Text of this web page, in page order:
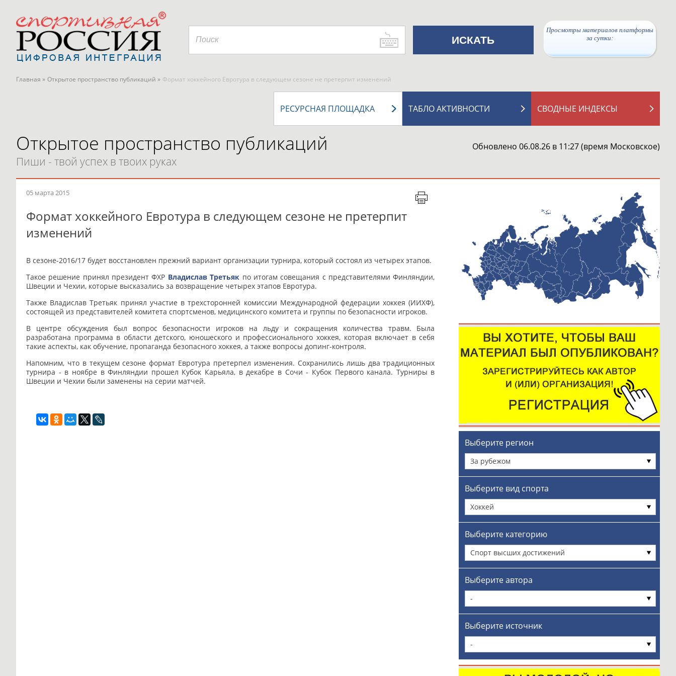
Просмотры материалов платформы
за сутки:
Главная » Открытое пространство публикаций » Формат хоккейного Евротура в следующем сезоне не претерпит изменений
СВОДНЫЕ ИНДЕКСЫ
ТАБЛО АКТИВНОСТИ
РЕСУРСНАЯ ПЛОЩАДКА
Открытое пространство публикаций
Пиши - твой успех в твоих руках
Обновлено 06.08.26 в 11:27 (время Московское)
05 марта 2015
Формат хоккейного Евротура в следующем сезоне не претерпит
изменений
В сезоне-2016/17 будет восстановлен прежний вариант организации турнира, который состоял из четырех этапов.
Такое решение принял президент ФХР Владислав Третьяк по итогам совещания с представителями Финляндии,
Швеции и Чехии, которые высказались за возвращение четырех этапов Евротура.
Также Владислав Третьяк принял участие в трехсторонней комиссии Международной федерации хоккея (ИИХФ),
состоящей из представителей комитета спортсменов, медицинского комитета и группы по безопасности игроков.
В центре обсуждения был вопрос безопасности игроков на льду и сокращения количества травм. Была
разработана программа в области детского, юношеского и профессионального хоккея, которая включает в себя
такие аспекты, как обучение, пропаганда безопасного хоккея, а также вопросы допинг-контроля.
Напомним, что в текущем сезоне формат Евротура претерпел изменения. Сохранились лишь два традиционных
турнира - в ноябре в Финляндии прошел Кубок Карьяла, в декабре в Сочи - Кубок Первого канала. Турниры в
Швеции и Чехии были заменены на серии матчей.
Выберите регион
За рубежом
Выберите вид спорта
Хоккей
Выберите категорию
Спорт высших достижений
Выберите автора
-
Выберите источник
-